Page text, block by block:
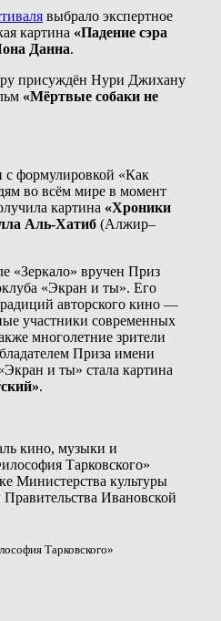
выбрало экспертное
картина «Падение сэра
Данна.
присуждён Нури Джихану
«Мёртвые собаки не
формулировкой «Как
во всём мире в момент
картина «Хроники
Аль-Хатиб (Алжир–
«Зеркало» вручен Приз
«Экран и ты». Его
авторского кино —
участники современных
многолетние зрители
Приза имени
и ты» стала картина
.
кино, музыки и
Тарковского»
Министерства культуры
Ивановской
Тарковского»